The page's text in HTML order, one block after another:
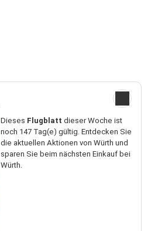
Dieses Flugblatt dieser Woche ist
noch 147 Tag(e) gültig. Entdecken Sie
die aktuellen Aktionen von Würth und
sparen Sie beim nächsten Einkauf bei
Würth.